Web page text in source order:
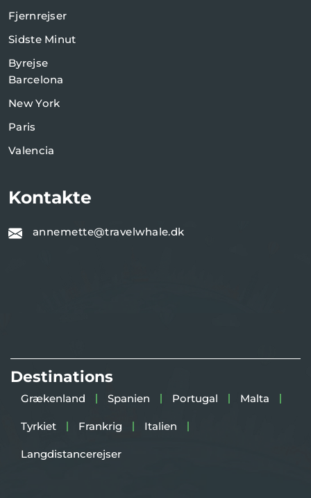
Fjernrejser
Sidste Minut
Byrejse
Barcelona
New York
Paris
Valencia
Kontakte
annemette@travelwhale.dk
Destinations
Grækenland Spanien Portugal Malta
Tyrkiet Frankrig Italien
Langdistancerejser